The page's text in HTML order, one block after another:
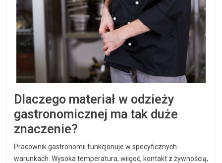
Dlaczego materiał w odzieży
gastronomicznej ma tak duże
znaczenie?
Pracownik gastronomii funkcjonuje w specyficznych
warunkach. Wysoka temperatura, wilgoć, kontakt z żywnością,